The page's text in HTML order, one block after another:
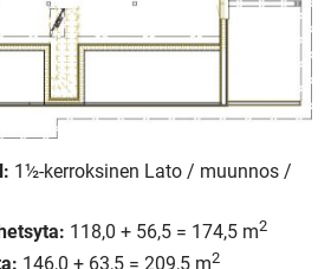
1½-kerroksinen Lato / muunnos /
118,0 + 56,5 = 174,5 m2
146,0 + 63,5 = 209,5 m2